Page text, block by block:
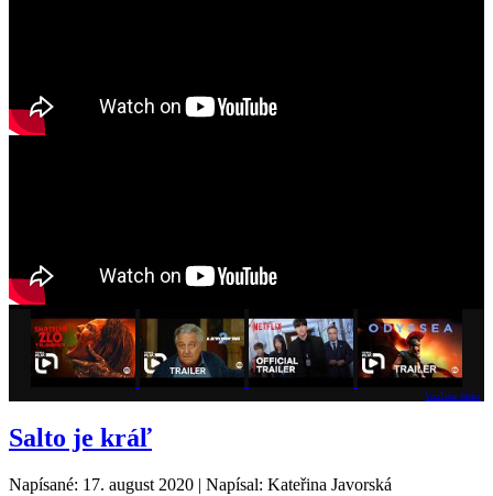
YouTube Slider
Salto je kráľ
Napísané: 17. august 2020 | Napísal: Kateřina Javorská